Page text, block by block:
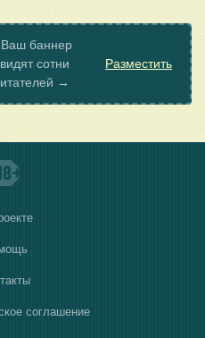
Ваш баннер
сотни
→
Разместить
соглашение